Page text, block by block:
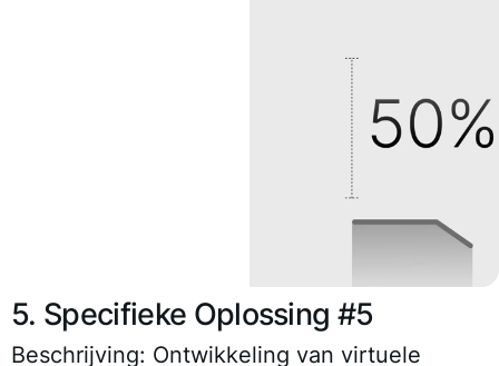
5. Specifieke Oplossing #5
Beschrijving: Ontwikkeling van virtuele